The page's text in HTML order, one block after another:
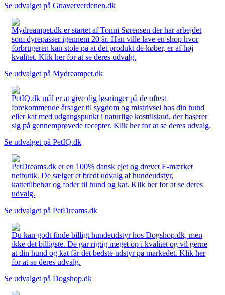
Se udvalget på Gnaververdenen.dk
Mydreampet.dk er startet af Tonni Sørensen der har arbejdet
som dyrepasser igennem 20 år. Han ville lave en shop hvor
forbrugeren kan stole på at det produkt de køber, er af høj
kvalitet. Klik her for at se deres udvalg.
Se udvalget på Mydreampet.dk
PetIQ.dk mål er at give dig løsninger på de oftest
forekommende årsager til sygdom og mistrivsel hos din hund
eller kat med udgangspunkt i naturlige kosttilskud, der baserer
sig på gennemprøvede recepter. Klik her for at se deres udvalg.
Se udvalget på PetIQ.dk
PetDreams.dk er en 100% dansk ejet og drevet E-mærket
netbutik. De sælger et bredt udvalg af hundeudstyr,
kattetilbehør og foder til hund og kat. Klik her for at se deres
udvalg.
Se udvalget på PetDreams.dk
Du kan godt finde billigt hundeudstyr hos Dogshop.dk, men
ikke det billigste. De går rigtig meget op i kvalitet og vil gerne
at din hund og kat får det bedste udstyr på markedet. Klik her
for at se deres udvalg.
Se udvalget på Dogshop.dk